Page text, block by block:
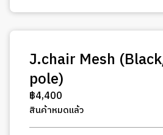
J.chair Mesh
pole)
฿4,400
สินค้าหมดแล้ว